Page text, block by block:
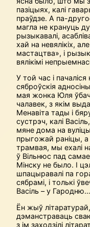
пазіцыях, калі
праўдзе. А па-
магла не крануць
рызыкавалі,
хай на невялікіх,
мастацтва», і
вялікімі
У той час і
сяброўскія
мая жонка Юля
чалавек, з якім
Менавіта тады і
сустрэч, калі
мяне дома на
прыгожай раніцы,
трамвая, мы ехалі на
ў Вільнюс пад
Мінску не было. І
шпацыравалі па
сябрамі, і толькі
Васіль – у Гародню…
Ён жыў
дэманстраваць
з ім заходзілі